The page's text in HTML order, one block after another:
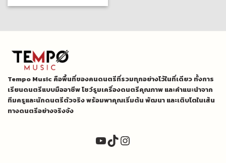
Tempo Music คือพื้นที่ของคนดนตรีที่รวมทุกอย่างไว้ในที่เดียว ทั้งการ
เรียนดนตรีแบบมืออาชีพ โชว์รูมเครื่องดนตรีคุณภาพ และคำแนะนำจาก
ทีมครูและนักดนตรีตัวจริง พร้อมพาคุณเริ่มต้น พัฒนา และเติบโตในเส้น
ทางดนตรีอย่างจริงจัง
YouTube
TikTok
Instagram